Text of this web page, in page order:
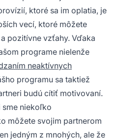
ktoré sa im oplatia, je
vecí, ktoré môžete
pozitívne vzťahy. Vďaka
programe nielenže
neaktívnych
programu sa taktiež
budú cítiť motivovaní.
sme niekoľko
môžete svojim partnerom
jedným z mnohých, ale že